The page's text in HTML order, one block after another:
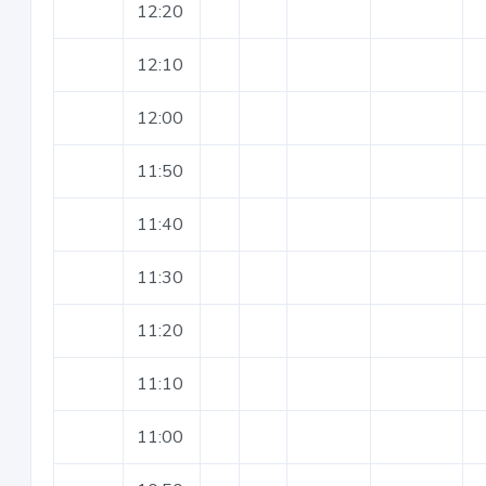
12:20
12:10
12:00
11:50
11:40
11:30
11:20
11:10
11:00